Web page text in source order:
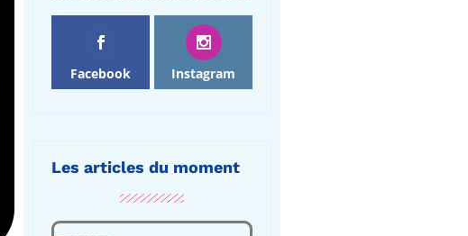
Facebook Instagram
Les articles du moment